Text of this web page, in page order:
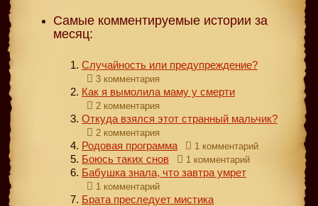
Самые комментируемые истории за
месяц:
Случайность или предупреждение?
3 комментария
Как я вымолила маму у смерти
2 комментария
Откуда взялся этот странный мальчик?
2 комментария
Родовая программа 1 комментарий
Боюсь таких снов 1 комментарий
Бабушка знала, что завтра умрет
1 комментарий
Брата преследует мистика